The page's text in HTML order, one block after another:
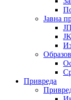
Јавна
Привреда